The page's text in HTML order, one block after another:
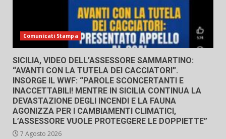
Comunicati Stampa
SICILIA, VIDEO DELL’ASSESSORE SAMMARTINO:
“AVANTI CON LA TUTELA DEI CACCIATORI”.
INSORGE IL WWF: “PAROLE SCONCERTANTI E
INACCETTABILI! MENTRE IN SICILIA CONTINUA LA
DEVASTAZIONE DEGLI INCENDI E LA FAUNA
AGONIZZA PER I CAMBIAMENTI CLIMATICI,
L’ASSESSORE VUOLE PROTEGGERE LE DOPPIETTE”
7 Agosto 2026